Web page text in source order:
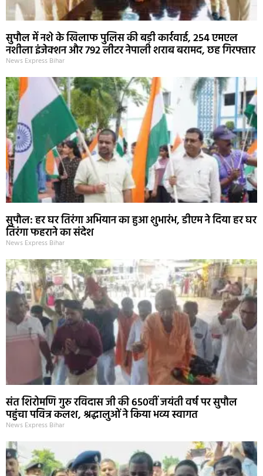
सुपौल में नशे के खिलाफ पुलिस की बड़ी कार्रवाई, 254 एमएल
नशीला इंजेक्शन और 792 लीटर नेपाली शराब बरामद, छह गिरफ्तार
News Express Bihar
सुपौल: हर घर तिरंगा अभियान का हुआ शुभारंभ, डीएम ने दिया हर घर
तिरंगा फहराने का संदेश
News Express Bihar
संत शिरोमणि गुरु रविदास जी की 650वीं जयंती वर्ष पर सुपौल
पहुंचा पवित्र कलश, श्रद्धालुओं ने किया भव्य स्वागत
News Express Bihar